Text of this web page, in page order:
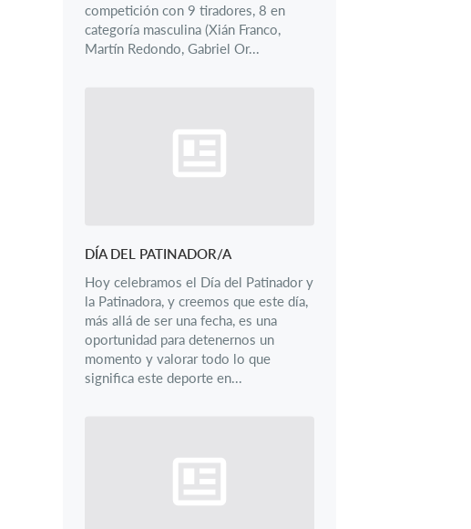
competición con 9 tiradores, 8 en
categoría masculina (Xián Franco,
Martín Redondo, Gabriel Or...
DÍA DEL PATINADOR/A
Hoy celebramos el Día del Patinador y
la Patinadora, y creemos que este día,
más allá de ser una fecha, es una
oportunidad para detenernos un
momento y valorar todo lo que
significa este deporte en...